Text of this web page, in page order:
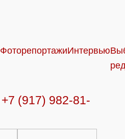
ФоторепортажиИнтервью
+7 (917) 982-81-